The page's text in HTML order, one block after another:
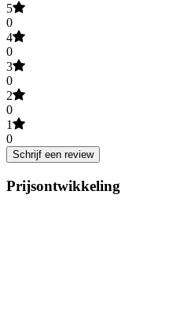
5
0
4
0
3
0
2
0
1
0
Schrijf een review
Prijsontwikkeling